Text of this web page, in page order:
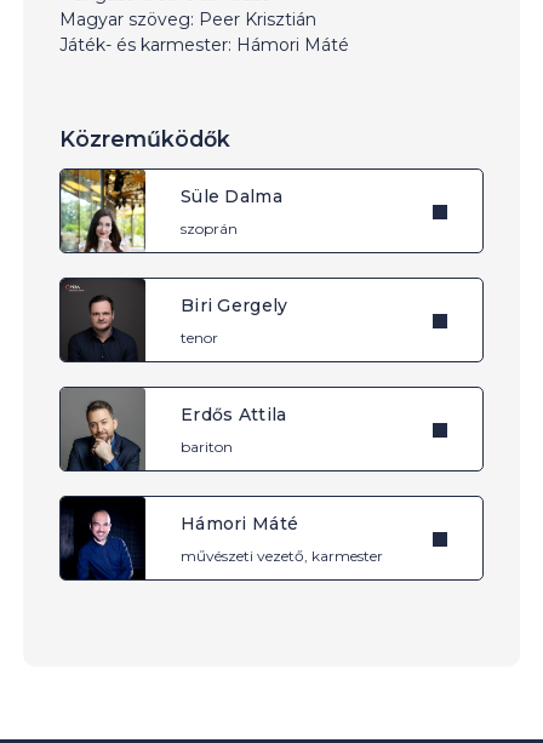
Magyar szöveg: Peer Krisztián
Játék- és karmester: Hámori Máté
Közreműködők
Süle Dalma
szoprán
Biri Gergely
tenor
Erdős Attila
bariton
Hámori Máté
művészeti vezető, karmester